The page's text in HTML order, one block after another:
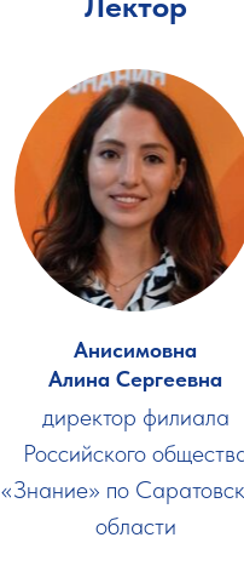
Анисимовна
Алина Сергеевна
директор филиала
Российского
«Знание» по
области